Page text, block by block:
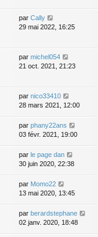
par Cally
29 mai 2022, 16:25
par michel054
21 oct. 2021, 21:23
par nico33410
28 mars 2021, 12:00
par phany22ans
03 févr. 2021, 19:00
par le page dan
30 juin 2020, 22:38
par Momo22
13 mai 2020, 13:45
par berardstephane
02 janv. 2020, 18:48